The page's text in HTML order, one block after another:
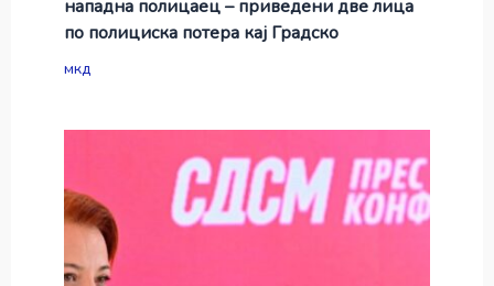
нападна полицаец – приведени две лица
по полициска потера кај Градско
мкд